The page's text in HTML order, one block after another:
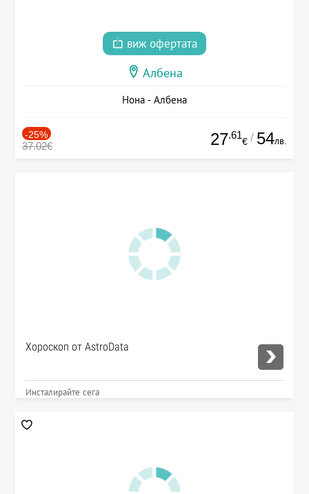
виж офертата
Албена
Нона - Албена
-25%
37.02€ 27.61
€ / 54лв.
Хороскоп от AstroData
Инсталирайте сега